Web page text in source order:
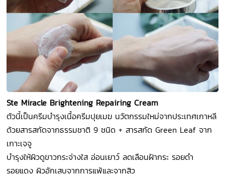
Ste Miracle Brightening Repairing Cream
ตัวนี้เป็นครีมบำรุงเนื้อครีมปุยเมฆ นวัตกรรมใหม่จากประเทศเกาหลี
ด้วยสารสกัดจากธรรมชาติ 9 ชนิด + สารสกัด Green Leaf จาก
เกาะเจจู
บำรุงให้ผิวดูขาวกระจ่างใส อ่อนเยาว์ ลดเลือนฝ้ากระ รอยดำ
รอยแดง ผิวอักเสบจากการแพ้และจากสิว